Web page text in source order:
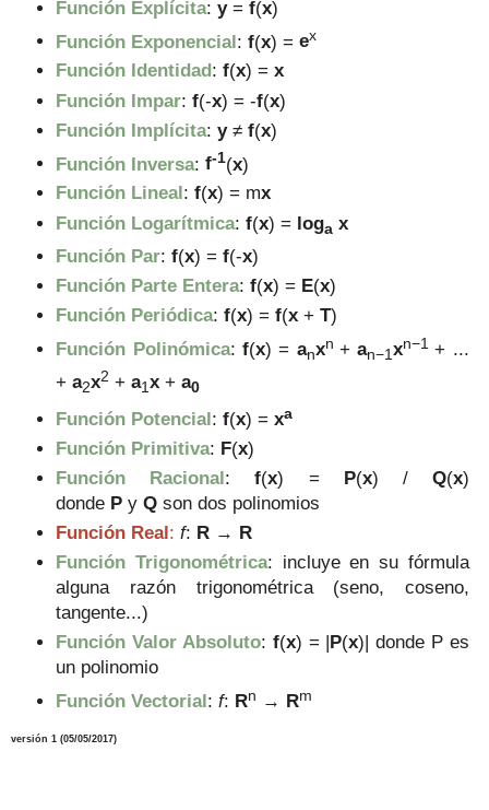
Función Explícita: y= f(x)
Función Exponencial:f(x) =ex
Función Identidad :f(x) =x
Función Impar:f(-x) = -f(x)
Función Implícita:y≠ f(x)
Función Inversa:f-1(x)
Función Lineal :f(x) = mx
Función Logarítmica: f(x) = loga x
Función Par:f(x) =f(-x)
Función Parte Entera:f(x) = E(x)
Función Periódica:f(x) =f(x +T)
Función Polinómica: f(x) = anxn + an−1xn−1 + ...
+a2x2 +a1x + a0
Función Potencial:f(x) =xa
Función Primitiva: F(x)
Función Racional:f(x) = P(x) / Q(x)
donde PyQson dos polinomios
Función Real: f: R → R
Función Trigonométrica: incluye en su fórmula
alguna razón trigonométrica (seno, coseno,
tangente...)
Función Valor Absoluto: f(x) = |P(x)| donde P es
un polinomio
Función Vectorial:f: Rn → Rm
versión 1 (05/05/2017)